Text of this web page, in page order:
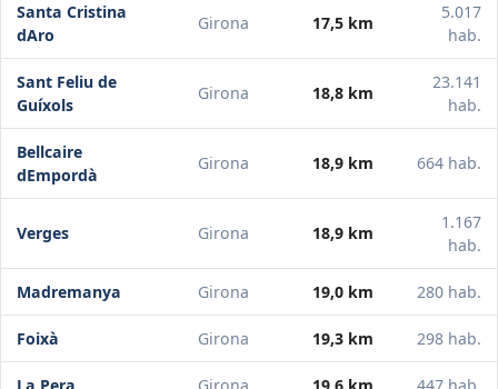
Santa Cristina
dAro
Girona 17,5 km
5.017
hab.
Sant Feliu de
Guíxols
Girona 18,8 km
23.141
hab.
Bellcaire
dEmpordà
Girona 18,9 km 664 hab.
Verges Girona 18,9 km
1.167
hab.
Madremanya Girona 19,0 km 280 hab.
Foixà Girona 19,3 km 298 hab.